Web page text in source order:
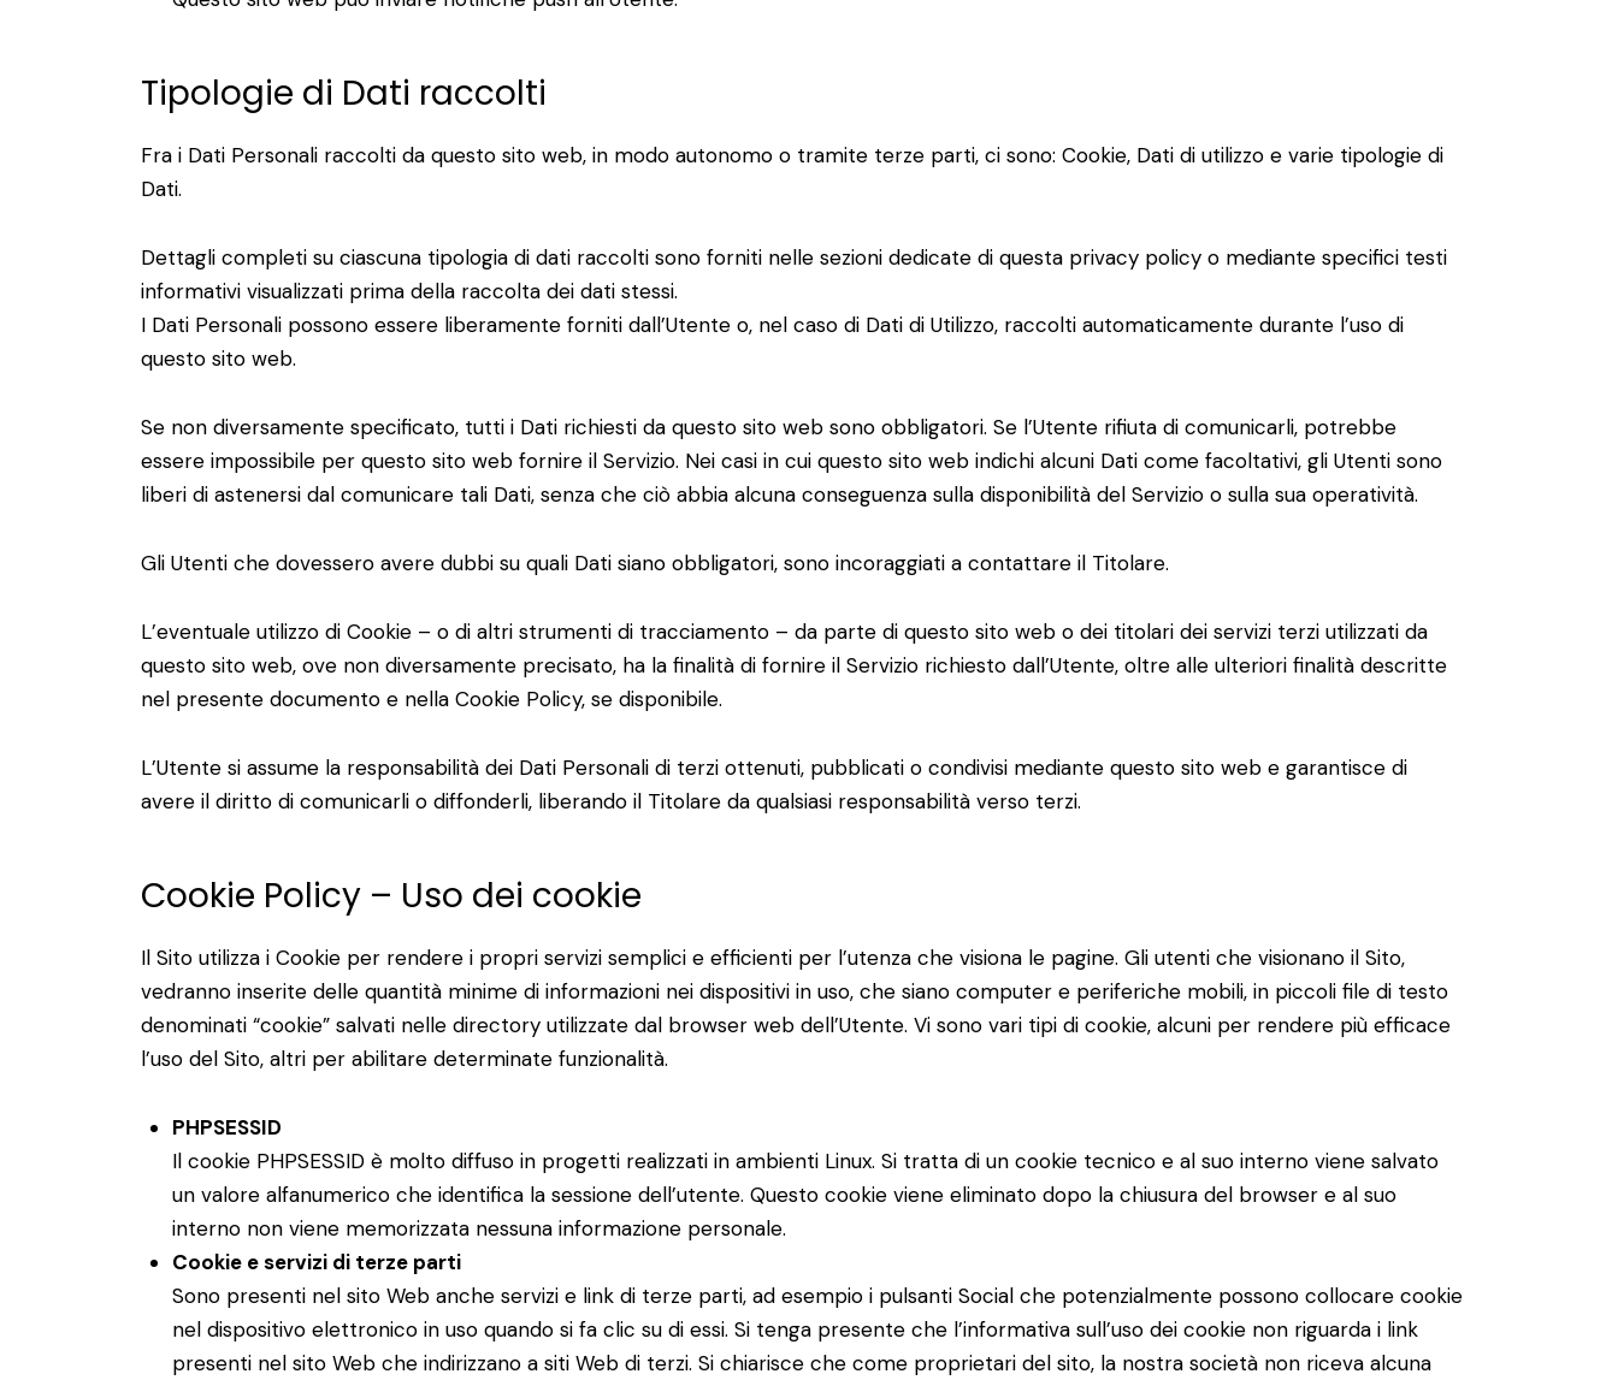
Tipologie di Dati raccolti
Fra i Dati Personali raccolti da questo sito web, in modo autonomo o tramite terze parti, ci sono: Cookie, Dati di utilizzo e varie tipologie di
Dati.
Dettagli completi su ciascuna tipologia di dati raccolti sono forniti nelle sezioni dedicate di questa privacy policy o mediante specifici testi
informativi visualizzati prima della raccolta dei dati stessi.
I Dati Personali possono essere liberamente forniti dall’Utente o, nel caso di Dati di Utilizzo, raccolti automaticamente durante l’uso di
questo sito web.
Se non diversamente specificato, tutti i Dati richiesti da questo sito web sono obbligatori. Se l’Utente rifiuta di comunicarli, potrebbe
essere impossibile per questo sito web fornire il Servizio. Nei casi in cui questo sito web indichi alcuni Dati come facoltativi, gli Utenti sono
liberi di astenersi dal comunicare tali Dati, senza che ciò abbia alcuna conseguenza sulla disponibilità del Servizio o sulla sua operatività.
Gli Utenti che dovessero avere dubbi su quali Dati siano obbligatori, sono incoraggiati a contattare il Titolare.
L’eventuale utilizzo di Cookie – o di altri strumenti di tracciamento – da parte di questo sito web o dei titolari dei servizi terzi utilizzati da
questo sito web, ove non diversamente precisato, ha la finalità di fornire il Servizio richiesto dall’Utente, oltre alle ulteriori finalità descritte
nel presente documento e nella Cookie Policy, se disponibile.
L’Utente si assume la responsabilità dei Dati Personali di terzi ottenuti, pubblicati o condivisi mediante questo sito web e garantisce di
avere il diritto di comunicarli o diffonderli, liberando il Titolare da qualsiasi responsabilità verso terzi.
Cookie Policy – Uso dei cookie
Il Sito utilizza i Cookie per rendere i propri servizi semplici e efficienti per l’utenza che visiona le pagine. Gli utenti che visionano il Sito,
vedranno inserite delle quantità minime di informazioni nei dispositivi in uso, che siano computer e periferiche mobili, in piccoli file di testo
denominati “cookie” salvati nelle directory utilizzate dal browser web dell’Utente. Vi sono vari tipi di cookie, alcuni per rendere più efficace
l’uso del Sito, altri per abilitare determinate funzionalità.
PHPSESSID
Il cookie PHPSESSID è molto diffuso in progetti realizzati in ambienti Linux. Si tratta di un cookie tecnico e al suo interno viene salvato
un valore alfanumerico che identifica la sessione dell’utente. Questo cookie viene eliminato dopo la chiusura del browser e al suo
interno non viene memorizzata nessuna informazione personale.
Cookie e servizi di terze parti
Sono presenti nel sito Web anche servizi e link di terze parti, ad esempio i pulsanti Social che potenzialmente possono collocare cookie
nel dispositivo elettronico in uso quando si fa clic su di essi. Si tenga presente che l’informativa sull’uso dei cookie non riguarda i link
presenti nel sito Web che indirizzano a siti Web di terzi. Si chiarisce che come proprietari del sito, la nostra società non riceva alcuna